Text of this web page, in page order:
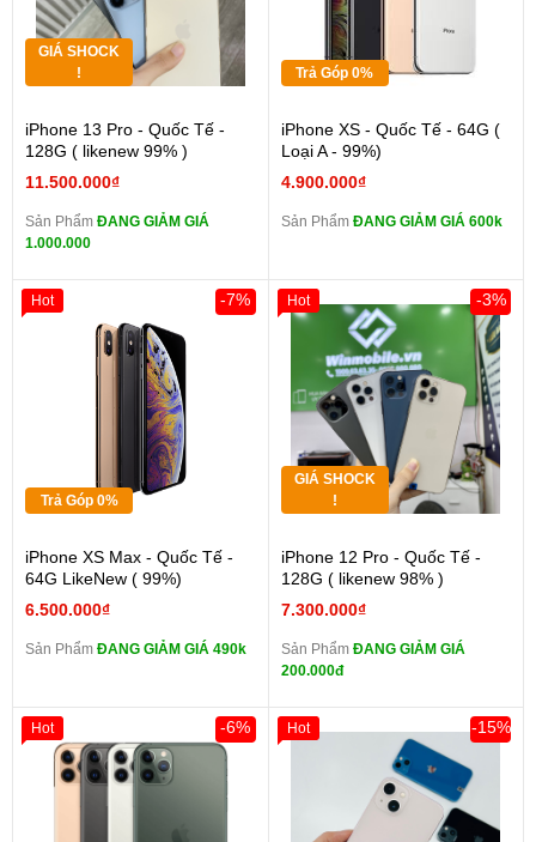
GIÁ SHOCK
!
iPhone 13 Pro - Quốc Tế -
128G ( likenew 99% )
11.500.000₫
Sản Phẩm ĐANG GIẢM GIÁ
1.000.000
Trả Góp 0%
iPhone XS - Quốc Tế - 64G (
Loại A - 99%)
4.900.000₫
Sản Phẩm ĐANG GIẢM GIÁ 600k
Trả Góp 0%
iPhone XS Max - Quốc Tế -
64G LikeNew ( 99%)
6.500.000₫
-7%
Sản Phẩm ĐANG GIẢM GIÁ 490k
Hot
GIÁ SHOCK
!
iPhone 12 Pro - Quốc Tế -
128G ( likenew 98% )
7.300.000₫
-3%
Sản Phẩm ĐANG GIẢM GIÁ
200.000đ
Hot
-6%
Hot -15%
Hot